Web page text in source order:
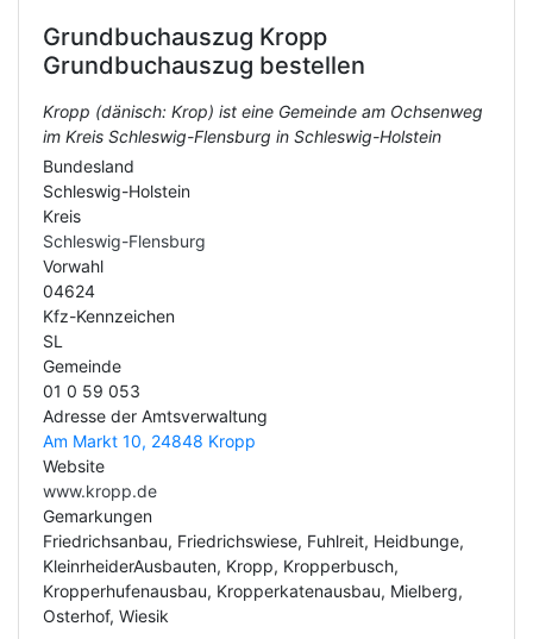
Grundbuchauszug Kropp
Grundbuchauszug bestellen
Kropp (dänisch: Krop) ist eine Gemeinde am Ochsenweg
im Kreis Schleswig-Flensburg in Schleswig-Holstein
Bundesland
Schleswig-Holstein
Kreis
Schleswig-Flensburg
Vorwahl
04624
Kfz-Kennzeichen
SL
Gemeinde
01 0 59 053
Adresse der Amtsverwaltung
Am Markt 10, 24848 Kropp
Website
www.kropp.de
Gemarkungen
Friedrichsanbau, Friedrichswiese, Fuhlreit, Heidbunge,
KleinrheiderAusbauten, Kropp, Kropperbusch,
Kropperhufenausbau, Kropperkatenausbau, Mielberg,
Osterhof, Wiesik